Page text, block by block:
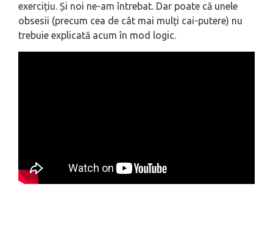
exercițiu. Și noi ne-am întrebat. Dar poate că unele
obsesii (precum cea de cât mai mulți cai-putere) nu
trebuie explicată acum în mod logic.